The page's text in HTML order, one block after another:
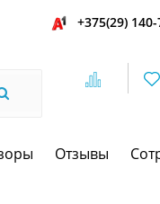
+375(29)
Отзывы